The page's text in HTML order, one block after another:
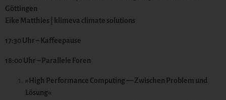
Göttingen
Eike Matthies |
klimeva climate solutions
17:30 Uhr – Kaffeepause
18:00 Uhr – Parallele Foren
»High Performance Computing — Zwischen Problem und
Lösung«